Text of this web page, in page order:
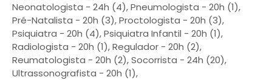
Neonatologista - 24h (4), Pneumologista - 20h (1),
Pré-Natalista - 20h (3), Proctologista - 20h (3),
Psiquiatra - 20h (4), Psiquiatra Infantil - 20h (1),
Radiologista - 20h (1), Regulador - 20h (2),
Reumatologista - 20h (2), Socorrista - 24h (20),
Ultrassonografista - 20h (1),